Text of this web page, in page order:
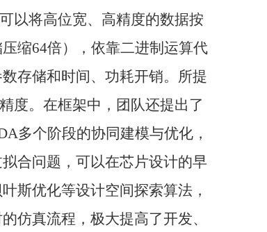
以将高位宽、高精度的数据按
缩64倍），依靠二进制运算代
存储和时间、功耗开销。所提
度。在框架中，团队还提出了
多个阶段的协同建模与优化，
合问题，可以在芯片设计的早
斯优化等设计空间探索算法，
仿真流程，极大提高了开发、